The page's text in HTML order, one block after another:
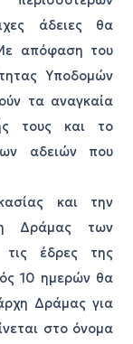
άδειες θα
απόφαση του
Υποδομών
τα αναγκαία
τους και το
αδειών που
και την
Δράμας των
έδρες της
10 ημερών θα
Δράμας για
στο όνομα